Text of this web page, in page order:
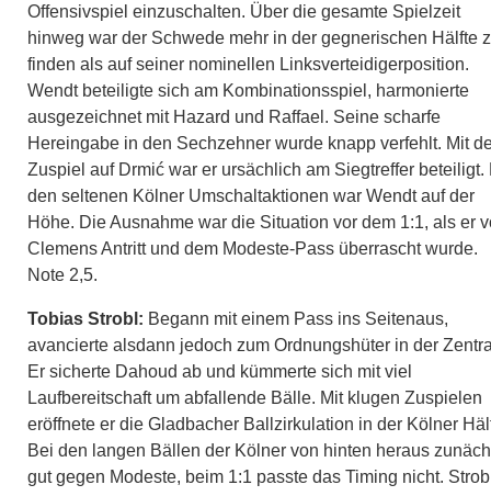
Offensivspiel einzuschalten. Über die gesamte Spielzeit
hinweg war der Schwede mehr in der gegnerischen Hälfte
finden als auf seiner nominellen Linksverteidigerposition.
Wendt beteiligte sich am Kombinationsspiel, harmonierte
ausgezeichnet mit Hazard und Raffael. Seine scharfe
Hereingabe in den Sechzehner wurde knapp verfehlt. Mit
Zuspiel auf Drmić war er ursächlich am Siegtreffer beteiligt.
den seltenen Kölner Umschaltaktionen war Wendt auf der
Höhe. Die Ausnahme war die Situation vor dem 1:1, als er
Clemens Antritt und dem Modeste-Pass überrascht wurde.
Note 2,5.
Tobias Strobl: Begann mit einem Pass ins Seitenaus,
avancierte alsdann jedoch zum Ordnungshüter in der
Er sicherte Dahoud ab und kümmerte sich mit viel
Laufbereitschaft um abfallende Bälle. Mit klugen Zuspielen
eröffnete er die Gladbacher Ballzirkulation in der Kölner
Bei den langen Bällen der Kölner von hinten heraus
gut gegen Modeste, beim 1:1 passte das Timing nicht.